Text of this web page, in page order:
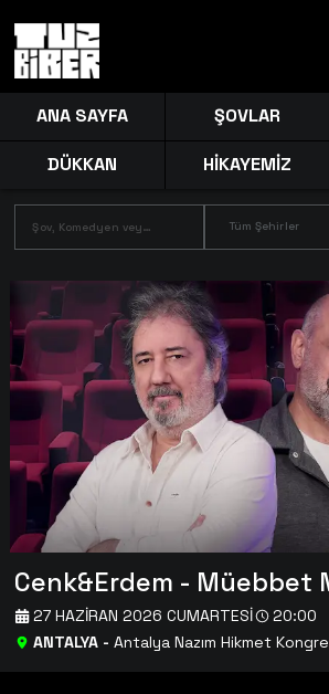
ANA SAYFA ŞOVLAR
DÜKKAN HİKAYEMİZ
Tüm Şehirler
Cenk&Erdem - Müebbet
ANTALYA- Antalya Nazım Hikmet
27 HAZIRAN 2026 CUMARTESI 20:00